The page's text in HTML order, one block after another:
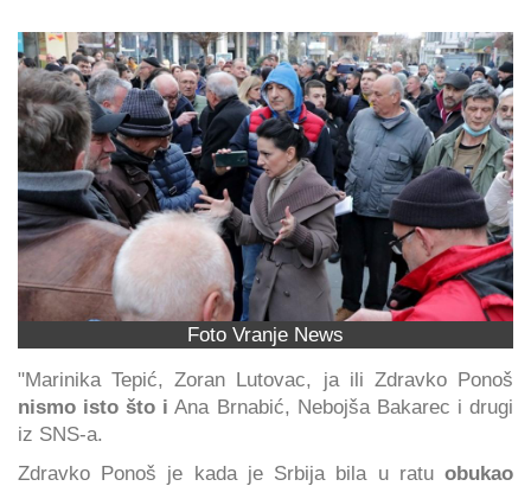
Foto Vranje News
"Marinika Tepić, Zoran Lutovac, ja ili Zdravko Ponoš
nismo isto što i Ana Brnabić, Nebojša Bakarec i drugi
iz SNS-a.
Zdravko Ponoš je kada je Srbija bila u ratu obukao